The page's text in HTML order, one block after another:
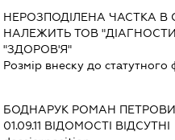
НЕРОЗПОДІЛЕНА ЧАСТКА В
НАЛЕЖИТЬ ТОВ
"ЗДОРОВ'Я"
Розмір внеску до
БОДНАРУК РОМАН
01.09.11 ВІДОМОСТІ ВІДСУТНІ